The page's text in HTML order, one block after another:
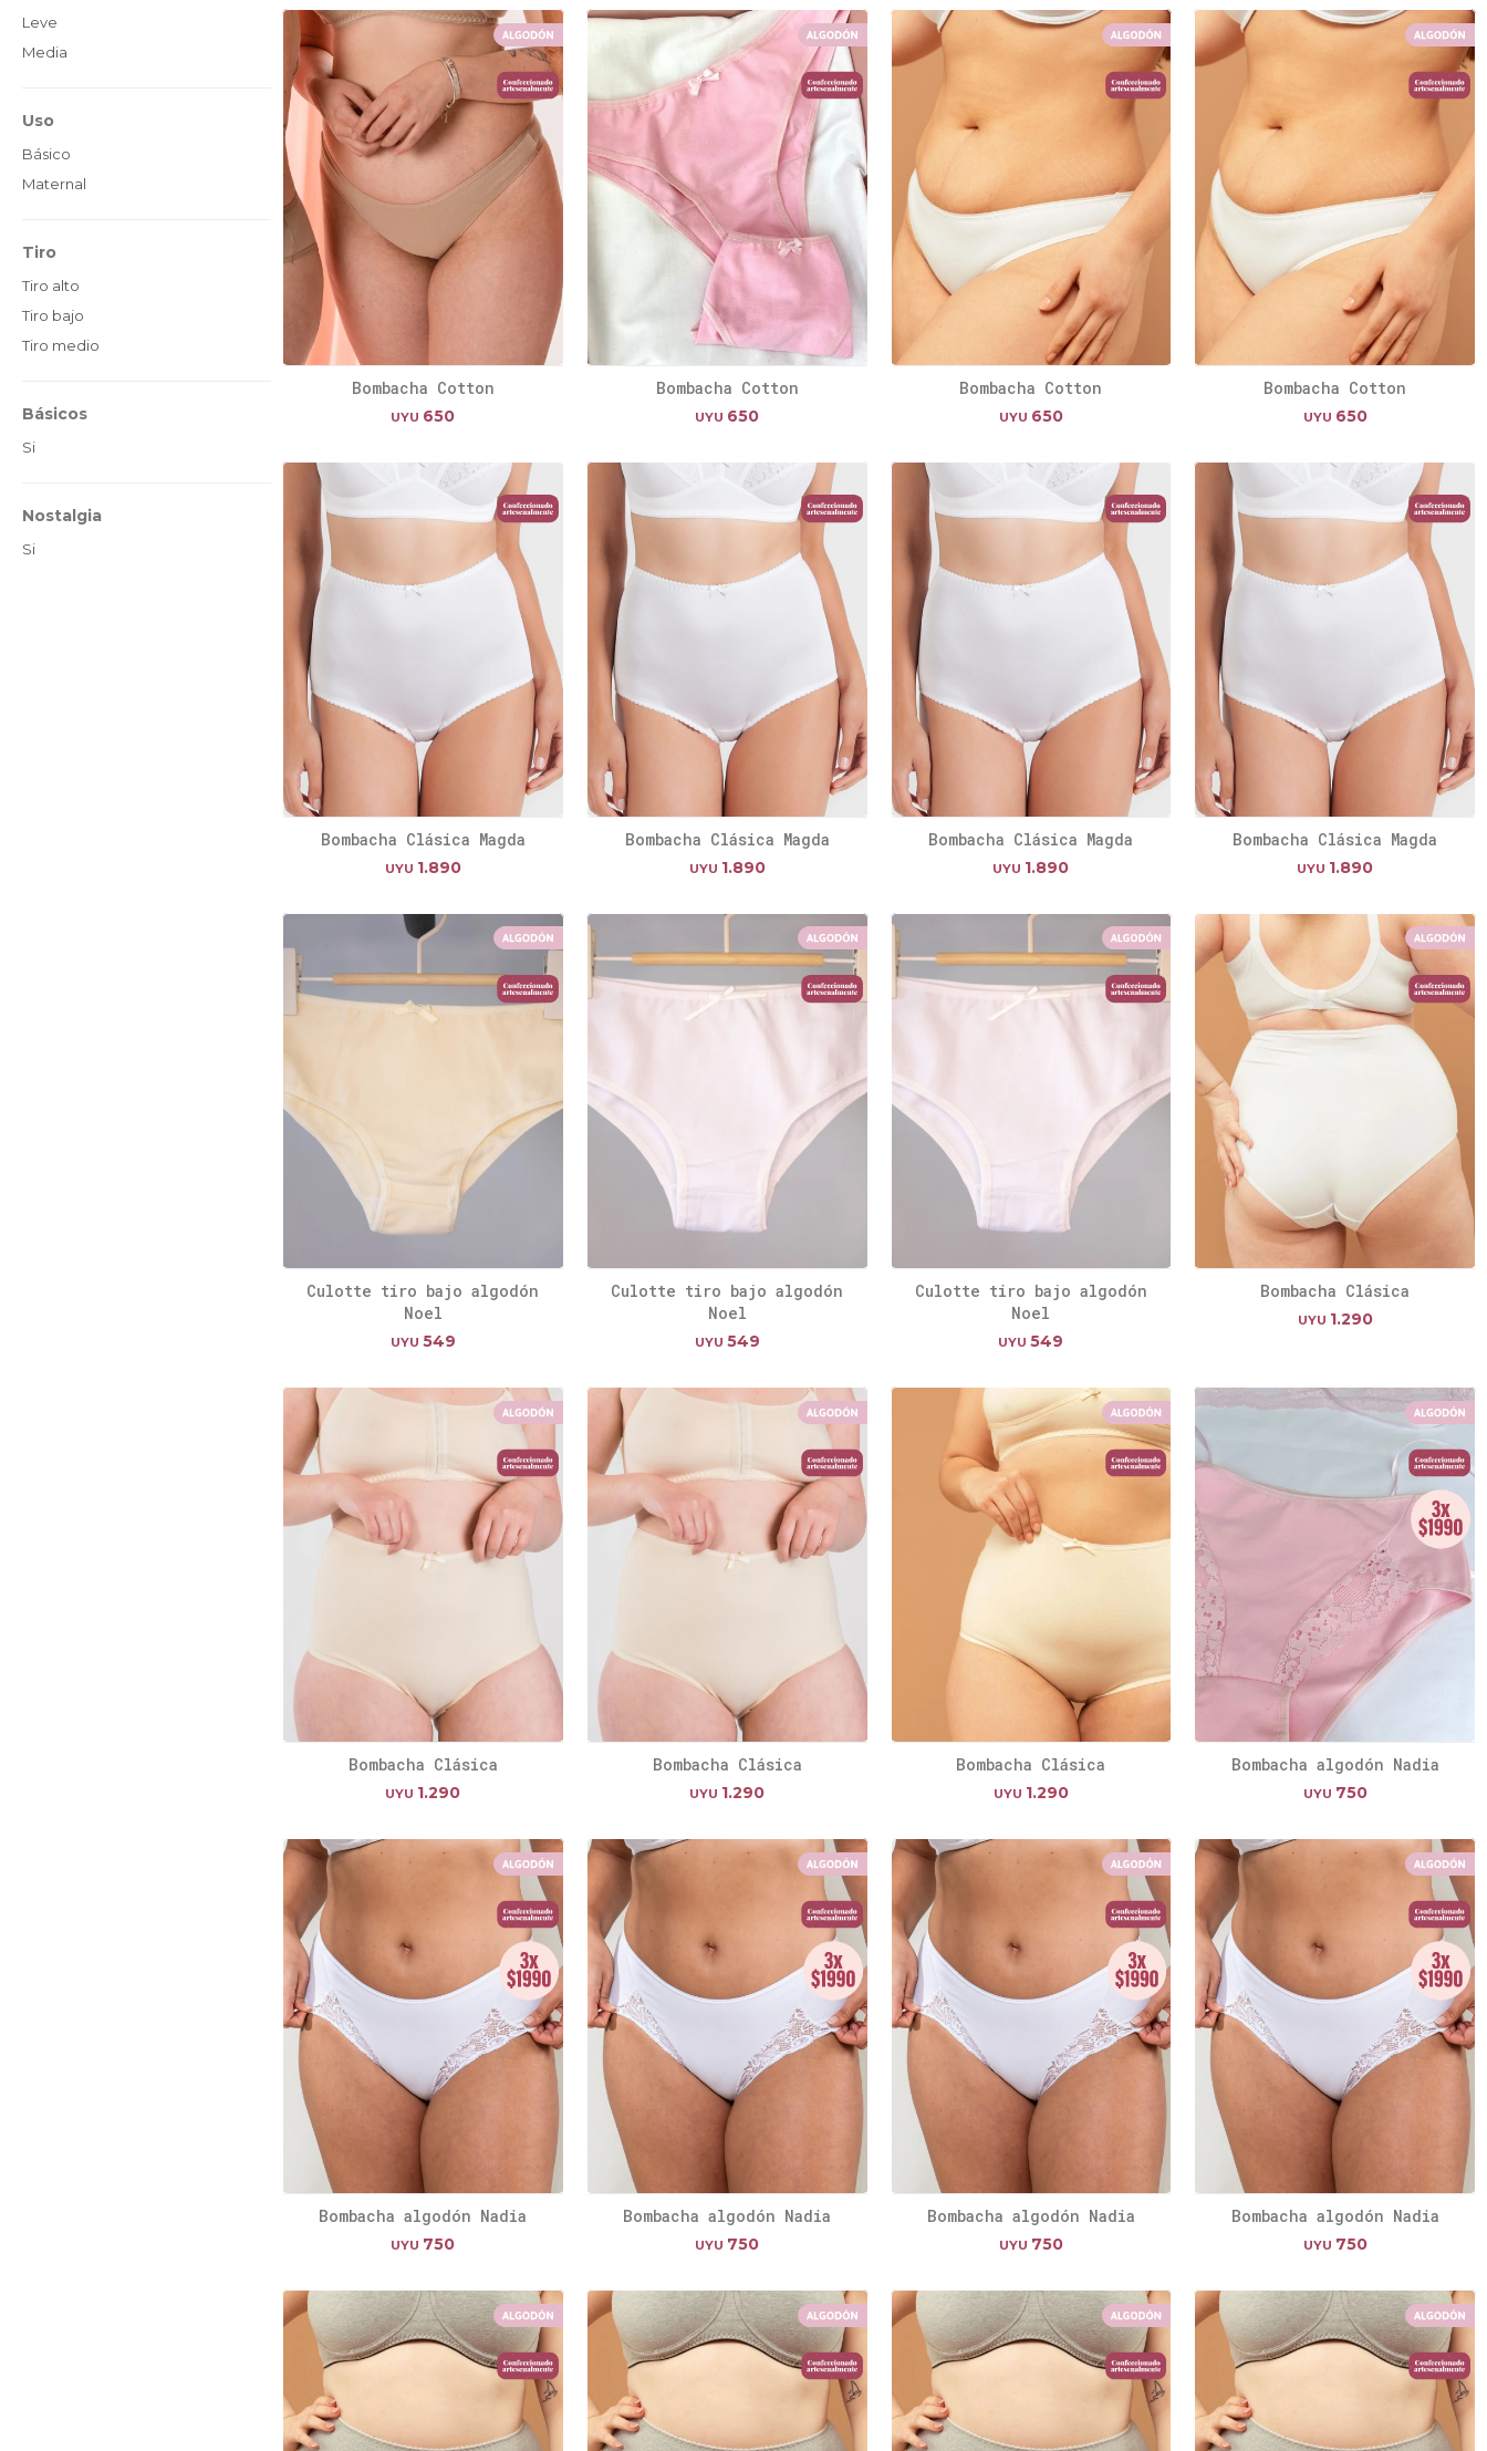
Bombacha Cotton
UYU 650
Bombacha Cotton
UYU 650
Bombacha Cotton
UYU 650
Bombacha Cotton
UYU 650
Bombacha Clásica Magda
UYU 1.890
Bombacha Clásica Magda
UYU 1.890
Bombacha Clásica Magda
UYU 1.890
Bombacha Clásica Magda
UYU 1.890
Culotte tiro bajo algodón
Noel
UYU 549
Culotte tiro bajo algodón
Noel
UYU 549
Culotte tiro bajo algodón
Noel
UYU 549
Bombacha Clásica
UYU 1.290
Bombacha Clásica
UYU 1.290
Bombacha Clásica
UYU 1.290
Bombacha Clásica
UYU 1.290
Bombacha algodón Nadia
UYU 750
Bombacha algodón Nadia
UYU 750
Bombacha algodón Nadia
UYU 750
Bombacha algodón Nadia
UYU 750
Bombacha algodón Nadia
UYU 750
Leve
Media
Uso
Básico
Maternal
Tiro
Tiro alto
Tiro bajo
Tiro medio
Básicos
Si
Nostalgia
Si